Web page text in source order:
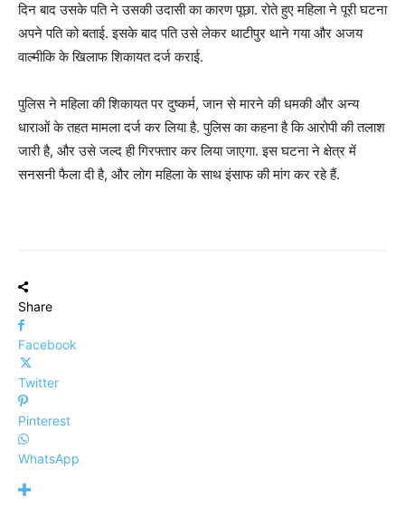
दिन बाद उसके पति ने उसकी उदासी का कारण पूछा. रोते हुए महिला ने पूरी घटना
अपने पति को बताई. इसके बाद पति उसे लेकर थाटीपुर थाने गया और अजय
वाल्मीकि के खिलाफ शिकायत दर्ज कराई.
पुलिस ने महिला की शिकायत पर दुष्कर्म, जान से मारने की धमकी और अन्य
धाराओं के तहत मामला दर्ज कर लिया है. पुलिस का कहना है कि आरोपी की तलाश
जारी है, और उसे जल्द ही गिरफ्तार कर लिया जाएगा. इस घटना ने क्षेत्र में
सनसनी फैला दी है, और लोग महिला के साथ इंसाफ की मांग कर रहे हैं.
Share
Facebook
Twitter
Pinterest
WhatsApp